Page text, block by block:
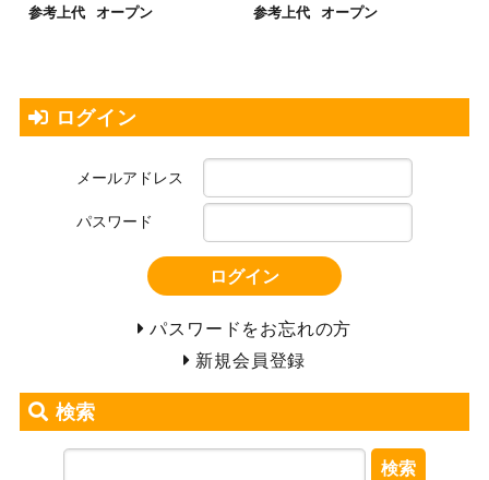
参考上代 オープン 参考上代 オープン
ログイン
メールアドレス
パスワード
ログイン
パスワードをお忘れの方
新規会員登録
検索
検索